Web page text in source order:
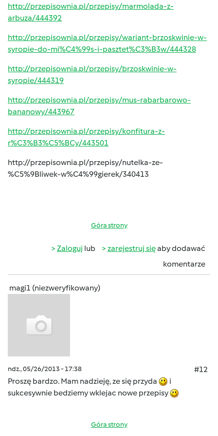
http://przepisownia.pl/przepisy/marmolada-z-
arbuza/444392
http://przepisownia.pl/przepisy/wariant-brzoskwinie-w-
syropie-do-mi%C4%99s-i-pasztet%C3%B3w/444328
http://przepisownia.pl/przepisy/brzoskwinie-w-
syropie/444319
http://przepisownia.pl/przepisy/mus-rabarbarowo-
bananowy/443967
http://przepisownia.pl/przepisy/konfitura-z-
r%C3%B3%C5%BCy/443501
http://przepisownia.pl/przepisy/nutelka-ze-
%C5%9Bliwek-w%C4%99gierek/340413
Góra strony
Zaloguj lub zarejestruj sięaby dodawać
komentarze
magi1 (niezweryfikowany)
ndz., 05/26/2013 - 17:38
#12
Proszę bardzo. Mam nadzieję, ze się przyda
i
sukcesywnie bedziemy wklejac nowe przepisy
Góra strony